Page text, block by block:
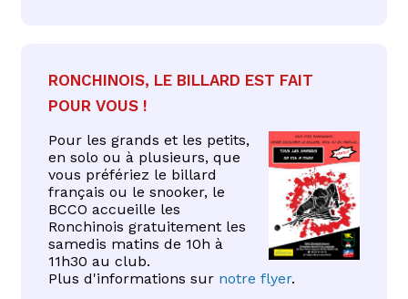
Ronchinois, le billard est fait
pour vous !
Pour les grands et les petits,
en solo ou à plusieurs, que
vous préfériez le billard
français ou le snooker, le
BCCO accueille les
Ronchinois gratuitement les
samedis matins de 10h à
11h30 au club.
Plus d'informations sur notre flyer.